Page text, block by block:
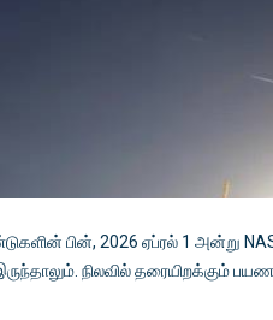
பின், 2026 ஏப்ரல் 1 அன்று
நிலவில் தரையிறக்கும்